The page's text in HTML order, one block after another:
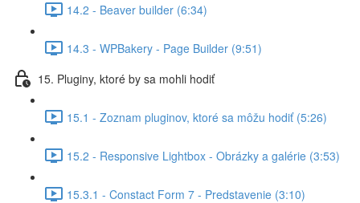
14.2 - Beaver builder (6:34)
14.3 - WPBakery - Page Builder (9:51)
15. Pluginy, ktoré by sa mohli hodiť
15.1 - Zoznam pluginov, ktoré sa môžu hodiť (5:26)
15.2 - Responsive Lightbox - Obrázky a galérie (3:53)
15.3.1 - Constact Form 7 - Predstavenie (3:10)